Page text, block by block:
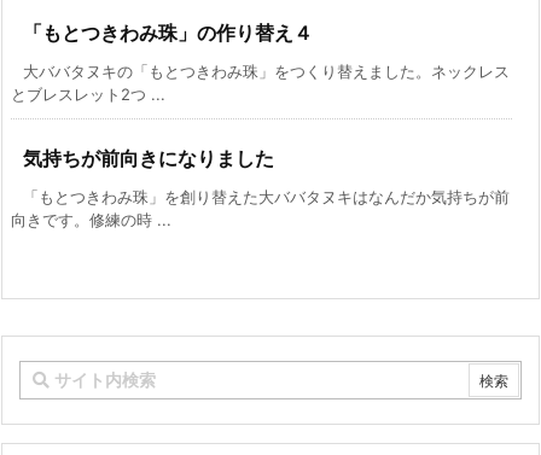
「もとつきわみ珠」の作り替え４
大ババタヌキの「もとつきわみ珠」をつくり替えました。ネックレス
とブレスレット2つ ...
気持ちが前向きになりました
「もとつきわみ珠」を創り替えた大ババタヌキはなんだか気持ちが前
向きです。修練の時 ...